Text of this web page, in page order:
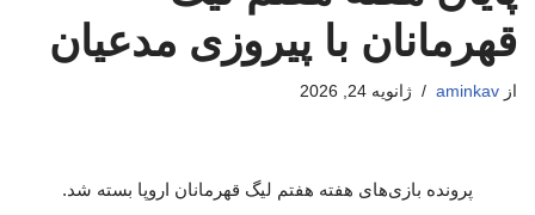
قهرمانان با پیروزی مدعیان
از aminkav ژانویه 24, 2026
پرونده بازی‌های هفته هفتم لیگ قهرمانان اروپا بسته شد.